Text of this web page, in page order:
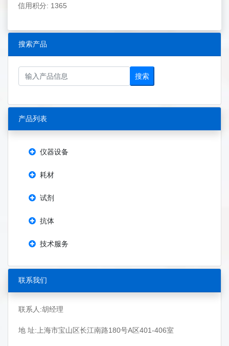
信用积分: 1365
搜索产品
搜索
产品列表
仪器设备
耗材
试剂
抗体
技术服务
联系我们
联系人:胡经理
地 址:上海市宝山区长江南路180号A区401-406室